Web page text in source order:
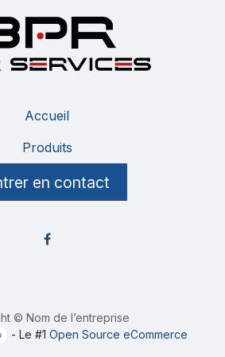
Accueil
Produits
en contact
© Nom de l’entreprise
- Le #1Open Source eCommerce